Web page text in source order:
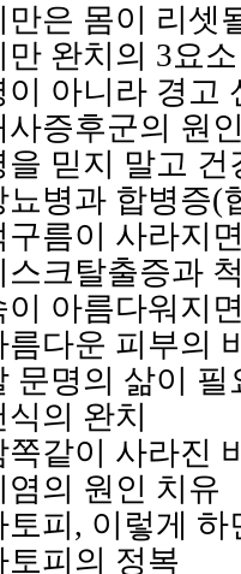
만은 몸이 리셋
만 완치의 3요소
이 아니라 경고
사증후군의 원
을 믿지 말고
뇨병과 합병증(
구름이 사라지
스크탈출증과
이 아름다워지
름다운 피부의
문명의 삶이 필
식의 완치
쪽같이 사라진
염의 원인 치유
토피 , 이렇게 하
토피의 정복